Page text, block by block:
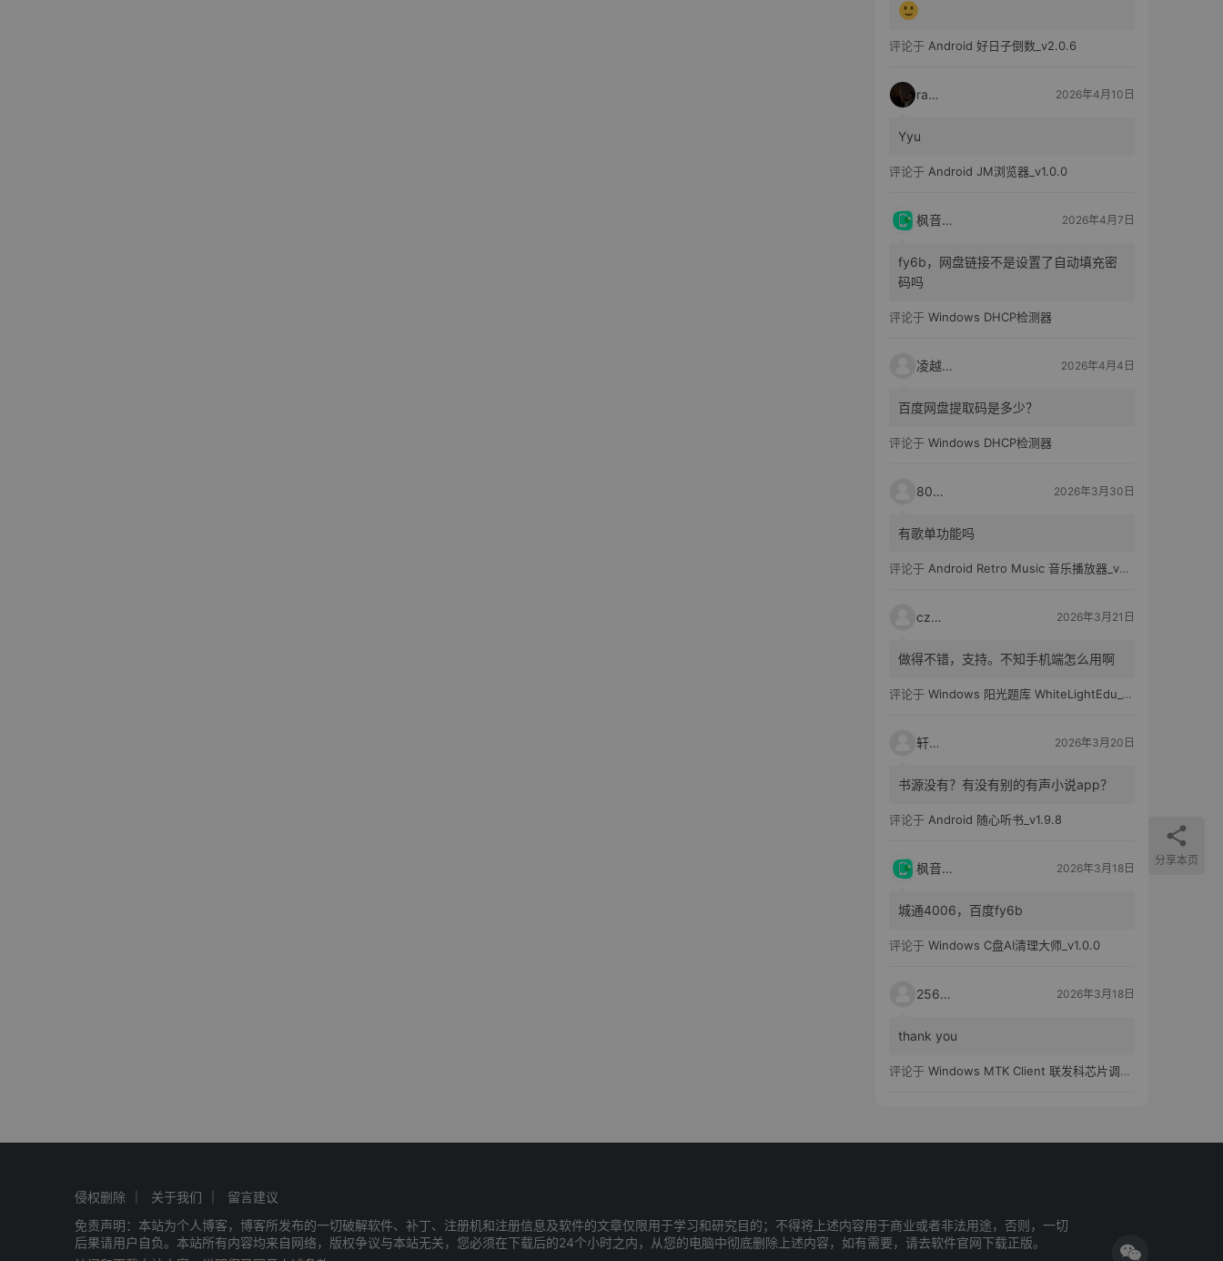
评论于 Android 好日子倒数_v2.0.6
raka 2026年4月10日
Yyu
评论于 Android JM浏览器_v1.0.0
枫音应用 2026年4月7日
fy6b，网盘链接不是设置了自动填充密
码吗
评论于 Windows DHCP检测器
凌越电子 2026年4月4日
百度网盘提取码是多少？
评论于 Windows DHCP检测器
80521 2026年3月30日
有歌单功能吗
评论于 Android Retro Music 音乐播放器_v6.6.0
czh7 2026年3月21日
做得不错，支持。不知手机端怎么用啊
评论于 Windows 阳光题库 WhiteLightEdu_v2.0.0
轩爸 2026年3月20日
书源没有？有没有别的有声小说app？
评论于 Android 随心听书_v1.9.8
枫音应用 2026年3月18日
城通4006，百度fy6b
评论于 Windows C盘AI清理大师_v1.0.0
25651 2026年3月18日
thank you
评论于 Windows MTK Client 联发科芯片调试工具_v2.01 汉化版
侵权删除 关于我们
留言建议
免责声明：本站为个人博客，博客所发布的一切破解软件、补丁、注册机和注册信息及软件的文章仅限用于学习和研究目的；不得将上述内容用于商业或者非法用途，否则，一切
后果请用户自负。本站所有内容均来自网络，版权争议与本站无关，您必须在下载后的24个小时之内，从您的电脑中彻底删除上述内容，如有需要，请去软件官网下载正版。
分享本页